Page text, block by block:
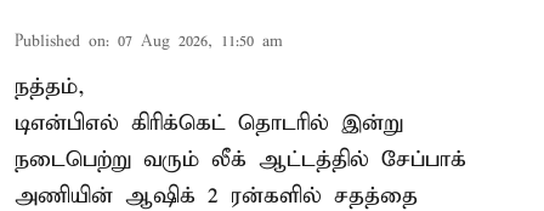
Published on: 07 Aug 2026, 11:50 am
நத்தம்,
டிஎன்பிஎல் கிரிக்கெட் தொடரில் இன்று
நடைபெற்று வரும் லீக் ஆட்டத்தில் சேப்பாக்
அணியின் ஆஷிக் 2 ரன்களில் சதத்தை